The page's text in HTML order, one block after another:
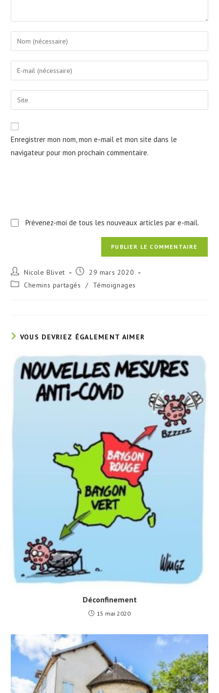
Enter
your
name
comment
Enter
your
email
address
Saisir
l’URL
votre
site
(facultatif)
Enregistrer mon nom, mon e-mail et mon site dans le
navigateur pour mon prochain commentaire.
Prévenez-moi de tous les nouveaux articles par e-mail.
Auteur/autrice
de
la
Nicole Blivet
Publication
29 mars 2020
Post Chemins partagés / Témoignages
VOUS DEVRIEZ ÉGALEMENT AIMER
Déconfinement
15 mai 2020